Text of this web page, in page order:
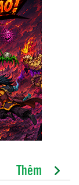
Thêm